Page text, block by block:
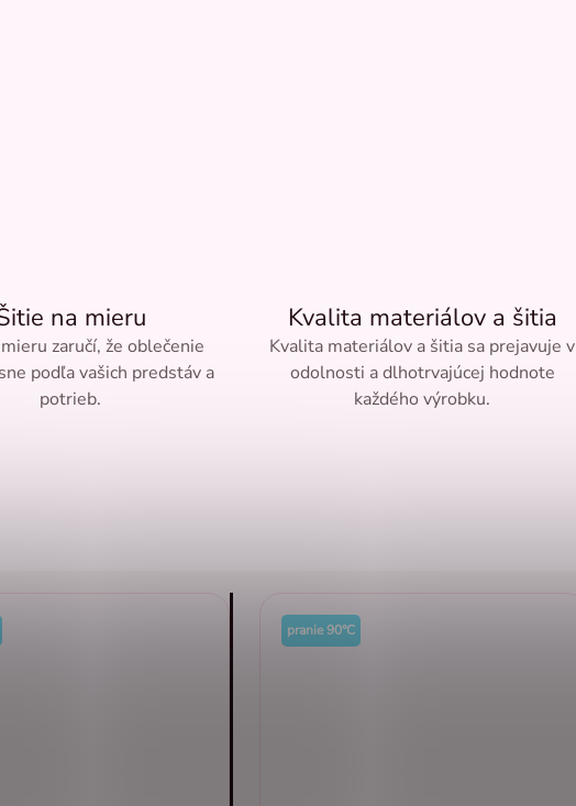
na mieru
zaručí, že oblečenie
podľa vašich predstáv a
potrieb.
Kvalita materiálov a šitia
Kvalita materiálov a šitia sa prejavuje v
odolnosti a dlhotrvajúcej hodnote
každého výrobku.
pranie 90°C